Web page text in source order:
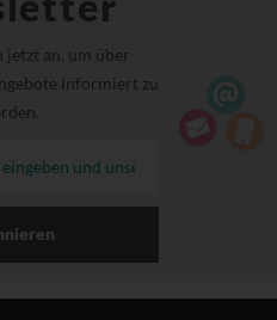
jetzt an, um über
informiert zu